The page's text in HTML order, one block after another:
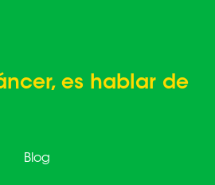
es hablar de
Blog